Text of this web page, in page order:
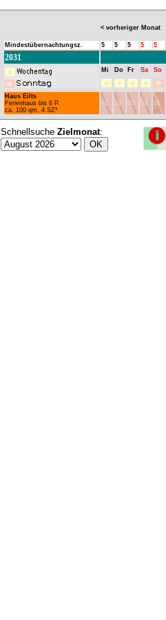
< vorheriger Monat
Mindestübernachtungsz. 5 5 5 5 5
2031
Mi Do Fr Sa So
Haus Eilts
Ferienhaus bis 6 P.
ca. 100 qm, 4 SZ*
01 02 03 04 05
Schnellsuche Zielmonat: